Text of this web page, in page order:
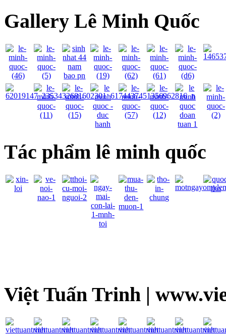
Gallery Lê Minh Quốc
Tác phẩm lê minh quốc
Việt Tuấn Trinh |